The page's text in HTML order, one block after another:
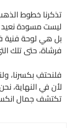
تذكرنا خطوط
ليست مسودة نعيد
بل هي لوحة فنية
فرشاة، حتى تلك
فلنحتفِ بكسرنا،
لأن في النهاية،
تكتشف جمال